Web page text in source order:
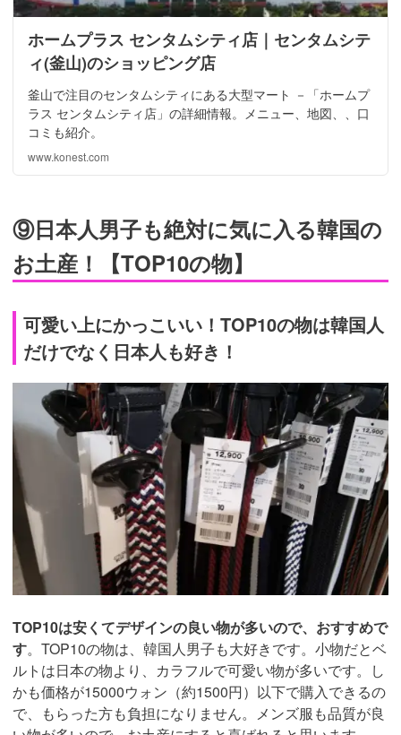
ホームプラス センタムシティ店｜センタムシテ
ィ(釜山)のショッピング店
釜山で注目のセンタムシティにある大型マート －「ホームプ
ラス センタムシティ店」の詳細情報。メニュー、地図、、口
コミも紹介。
www.konest.com
⑨日本人男子も絶対に気に入る韓国の
お土産！【TOP10の物】
可愛い上にかっこいい！TOP10の物は韓国人
だけでなく日本人も好き！
TOP10は安くてデザインの良い物が多いので、おすすめで
す。TOP10の物は、韓国人男子も大好きです。小物だとベ
ルトは日本の物より、カラフルで可愛い物が多いです。し
かも価格が15000ウォン（約1500円）以下で購入できるの
で、もらった方も負担になりません。メンズ服も品質が良